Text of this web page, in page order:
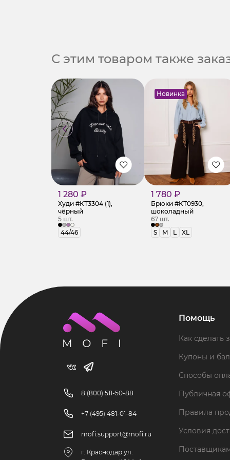
С этим товаром также
1 280 ₽
Худи #КТ3304 (1),
чёрный
5 шт.
44/46
Новинка
1 780 ₽
Брюки #КТ0930,
шоколадный
67 шт.
S
M L XL
8 (800) 511-50-88
+7 (495) 481-01-84
mofi.support@mofi.ru
г. Краснодар ул.
Помощь
Как сделать
Купоны и
Способы
Публичная
Правила
Условия